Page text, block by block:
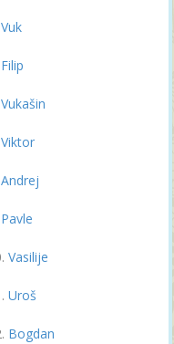
Vuk
Filip
Vukašin
Viktor
Andrej
Pavle
Vasilije
Uroš
Bogdan